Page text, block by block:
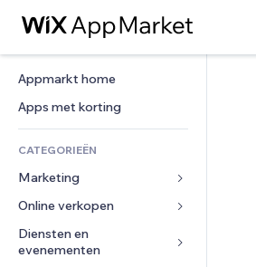
Appmarkt home
Apps met korting
CATEGORIEËN
Marketing
Advertenties
Mobiel
Analytics
Online verkopen
Apps voor webshops
Verzending en levering
Diensten en
evenementen